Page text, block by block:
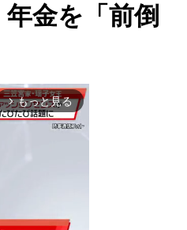
金を「前倒
arrow_forward_ios もっと見る